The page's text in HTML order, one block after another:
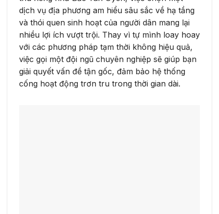
dịch vụ địa phương am hiểu sâu sắc về hạ tầng
và thói quen sinh hoạt của người dân mang lại
nhiều lợi ích vượt trội. Thay vì tự mình loay hoay
với các phương pháp tạm thời không hiệu quả,
việc gọi một đội ngũ chuyên nghiệp sẽ giúp bạn
giải quyết vấn đề tận gốc, đảm bảo hệ thống
cống hoạt động trơn tru trong thời gian dài.